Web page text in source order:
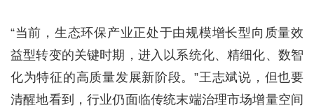
“当前，生态环保产业正处于由规模增长型向质量效
益型转变的关键时期，进入以系统化、精细化、数智
化为特征的高质量发展新阶段。”王志斌说，但也要
清醒地看到，行业仍面临传统末端治理市场增量空间